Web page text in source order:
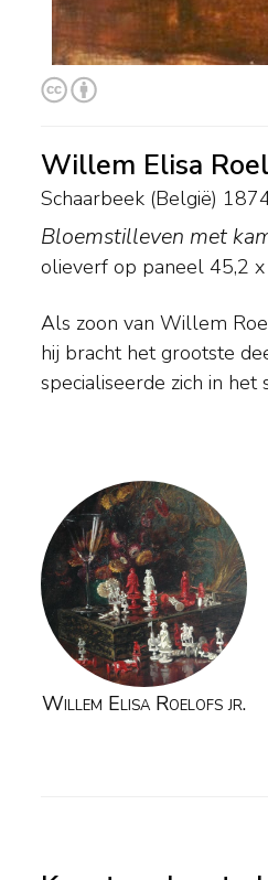
Willem Elisa
Schaarbeek (België)
Bloemstilleven met
olieverf op paneel 45,2 x
Als zoon van Willem
hij bracht het grootste
specialiseerde zich in
landschappen en enkele
Museum Boymans-
Willem Elisa Roelofs jr.